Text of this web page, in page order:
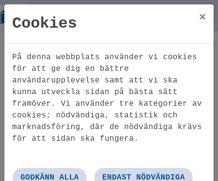
Hem Lediga lägenheter Lägenheter
Gislaved
Smålandsstenar
Smålandsstenar
Smålandsstenar är en ort i Gislaveds
kommun och ligger längs med
järnvägslinjen Halmstad–Nässjö.
och plastindustrier, men även inom
Cookies ×
På denna webbplats använder vi cookies
för att ge dig en bättre
användarupplevelse samt att vi ska
kunna utveckla sidan på bästa sätt
framöver. Vi använder tre kategorier av
cookies; nödvändiga, statistik och
marknadsföring, där de nödvändiga krävs
för att sidan ska fungera.
GODKÄNN ALLA ENDAST NÖDVÄNDIGA